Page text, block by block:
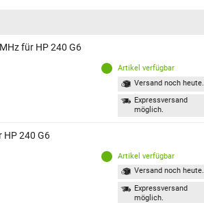
für HP 240 G6
Artikel verfügbar
Versand noch heute.
Expressversand
möglich.
HP 240 G6
Artikel verfügbar
Versand noch heute.
Expressversand
möglich.